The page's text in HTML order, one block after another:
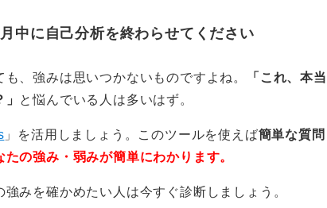
可能性を感じて、どのように広げていくのかを考えた
叶った世界を音楽フェスという形を通して創作して
、誰もみたことのない世界や未来を創作していると
ともあります。
中に自己分析を終わらせてください
、強みは思いつかないものですよね。
「これ、本当
と悩んでいる人は多いはず。
」を活用しましょう。このツールを使えば簡単な質問
たの強み・弱みが簡単にわかります。
強みを確かめたい人は今すぐ診断しましょう。